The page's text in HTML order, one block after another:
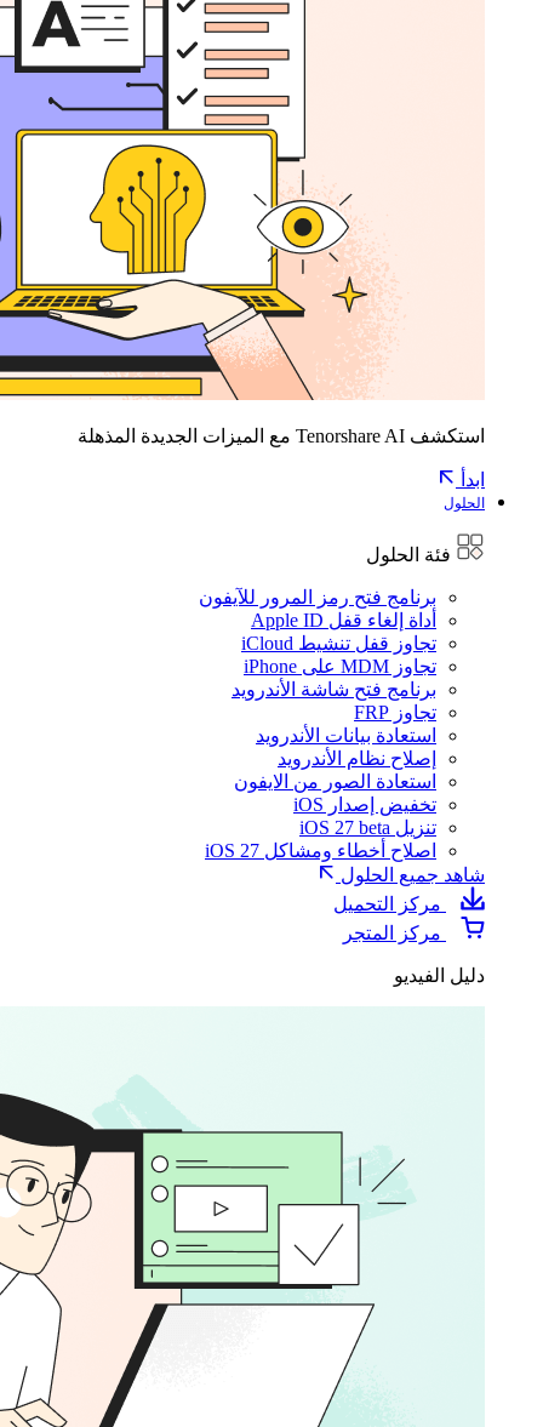
استكشف Tenorshare AI مع الميزات الجديدة المذهلة
ابدأ
الحلول
فئة الحلول
برنامج فتح رمز المرور للآيفون
أداة إلغاء قفل Apple ID
تجاوز قفل تنشيط iCloud
تجاوز MDM على iPhone
برنامج فتح شاشة الأندرويد
تجاوز FRP
استعادة بيانات الأندرويد
إصلاح نظام الأندرويد
استعادة الصور من الايفون
تخفيض إصدار iOS
تنزيل iOS 27 beta
اصلاح أخطاء ومشاكل iOS 27
شاهد جميع الحلول
مركز التحميل
مركز المتجر
دليل الفيديو